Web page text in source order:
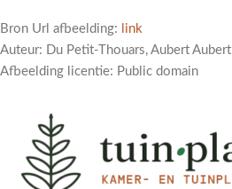
Bron Url afbeelding:
link
Auteur: Du Petit-Thouars, Aubert Aubert
Afbeelding licentie: Public domain